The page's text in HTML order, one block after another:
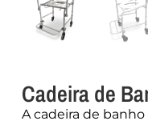
Cadeira de
A cadeira de